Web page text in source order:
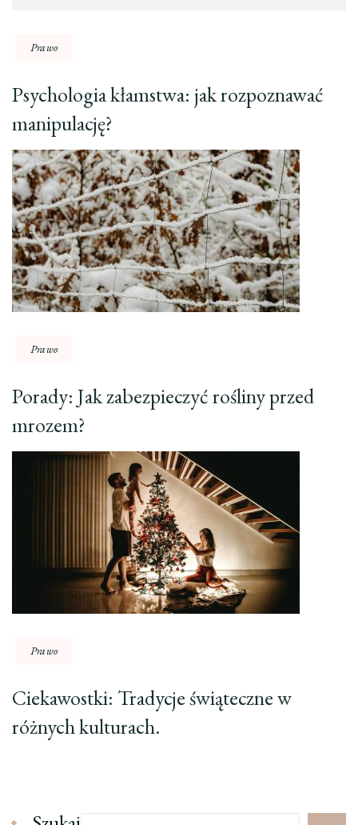
Prawo
Psychologia kłamstwa: jak rozpoznawać
manipulację?
Prawo
Porady: Jak zabezpieczyć rośliny przed
mrozem?
Prawo
Ciekawostki: Tradycje świąteczne w
różnych kulturach.